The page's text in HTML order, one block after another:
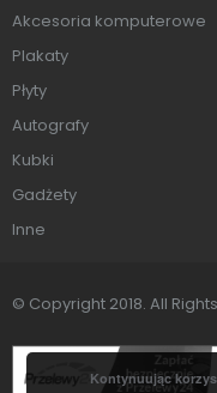
Akcesoria komputerowe
Plakaty
Płyty
Autografy
Kubki
Gadżety
Inne
© Copyright 2018. All
Kontynuując